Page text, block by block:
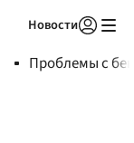
Новости
Проблемы с